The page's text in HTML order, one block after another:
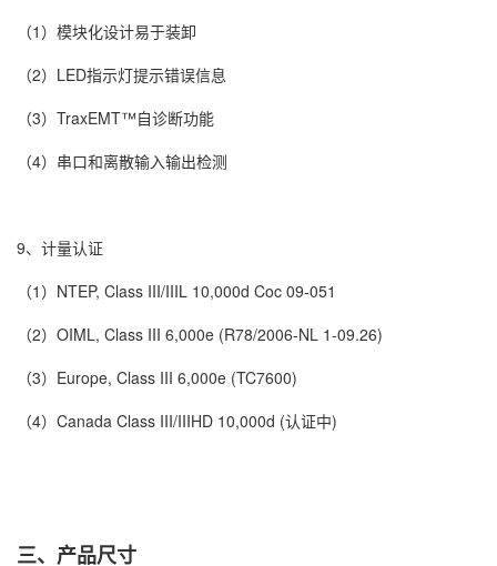
（1）模块化设计易于装卸
（2）LED指示灯提示错误信息
（3）TraxEMT™自诊断功能
（4）串口和离散输入输出检测
9、计量认证
（1）NTEP, Class III/IIIL 10,000d Coc 09-051
（2）OIML, Class III 6,000e (R78/2006-NL 1-09.26)
（3）Europe, Class III 6,000e (TC7600)
（4）Canada Class III/IIIHD 10,000d (认证中)
三、产品尺寸